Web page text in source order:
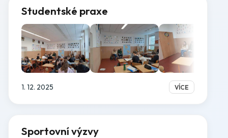
Studentské praxe
1. 12. 2025 VÍCE
Sportovní výzvy